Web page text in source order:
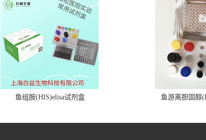
鱼组胺(HIS)elisa试剂盒 鱼游离胆固醇